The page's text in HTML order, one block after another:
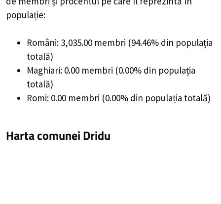
populație:
Români: 3,035.00 membri (94.46% din populația
totală)
Maghiari: 0.00 membri (0.00% din populația
totală)
Romi: 0.00 membri (0.00% din populația totală)
Harta comunei Dridu